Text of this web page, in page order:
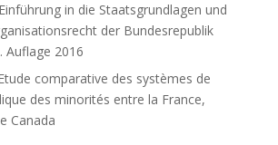
in die Staatsgrundlagen und
der Bundesrepublik
Auflage 2016
comparative des systèmes de
des minorités entre la France,
Canada